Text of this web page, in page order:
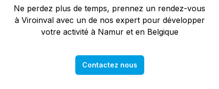
Ne perdez plus de temps, prennez un rendez-vous
à Viroinval avec un de nos expert pour développer
votre activité à Namur et en Belgique
Contactez nous